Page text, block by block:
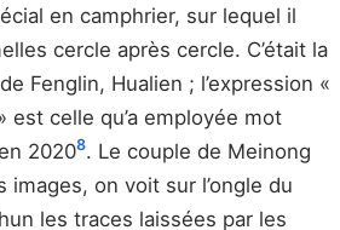
en camphrier, sur lequel il
cercle après cercle. C’était la
Fenglin, Hualien ; l’expression «
est celle qu’a employée mot
20208. Le couple de Meinong
images, on voit sur l’ongle du
les traces laissées par les